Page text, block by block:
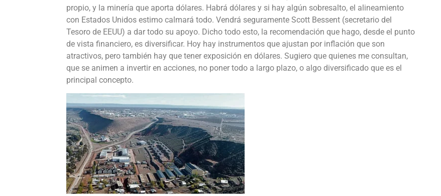
propio, y la minería que aporta dólares. Habrá dólares y si hay algún sobresalto, el alineamiento
con Estados Unidos estimo calmará todo. Vendrá seguramente Scott Bessent (secretario del
Tesoro de EEUU) a dar todo su apoyo. Dicho todo esto, la recomendación que hago, desde el punto
de vista financiero, es diversificar. Hoy hay instrumentos que ajustan por inflación que son
atractivos, pero también hay que tener exposición en dólares. Sugiero que quienes me consultan,
que se animen a invertir en acciones, no poner todo a largo plazo, o algo diversificado que es el
principal concepto.